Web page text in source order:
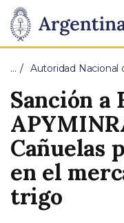
Presidencia
de
la
Nación
Pasar al contenido
… Autoridad Nacional
Sanción a
Cañuelas
en el
trigo